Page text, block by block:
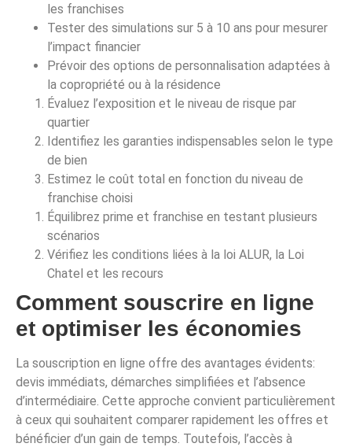
les franchises
Tester des simulations sur 5 à 10 ans pour mesurer
l’impact financier
Prévoir des options de personnalisation adaptées à
la copropriété ou à la résidence
Évaluez l’exposition et le niveau de risque par
quartier
Identifiez les garanties indispensables selon le type
de bien
Estimez le coût total en fonction du niveau de
franchise choisi
Équilibrez prime et franchise en testant plusieurs
scénarios
Vérifiez les conditions liées à la loi ALUR, la Loi
Chatel et les recours
Comment souscrire en ligne
et optimiser les économies
La souscription en ligne offre des avantages évidents:
devis immédiats, démarches simplifiées et l’absence
d’intermédiaire. Cette approche convient particulièrement
à ceux qui souhaitent comparer rapidement les offres et
bénéficier d’un gain de temps. Toutefois, l’accès à